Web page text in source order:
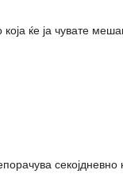
ќе ја чувате